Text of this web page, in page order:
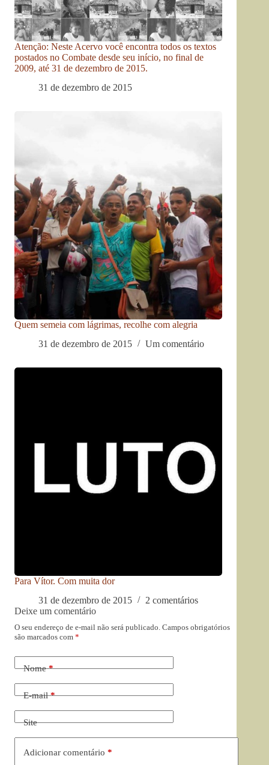
Atenção: Neste Acervo você encontra todos os textos
postados no Combate desde seu início, no final de
2009, até 31 de dezembro de 2015.
31 de dezembro de 2015
Quem semeia com lágrimas, recolhe com alegria
31 de dezembro de 2015
Um comentário
Para Vítor. Com muita dor
31 de dezembro de 2015
2 comentários
Deixe um comentário
O seu endereço de e-mail não será publicado. Campos obrigatórios
são marcados com *
Nome*
E-mail*
Site
Adicionar comentário *